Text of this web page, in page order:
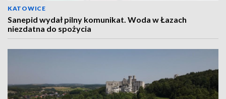
KATOWICE
Sanepid wydał pilny komunikat. Woda w Łazach
niezdatna do spożycia